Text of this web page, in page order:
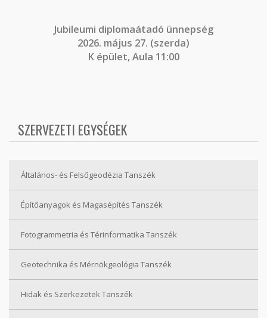
Jubileumi diplomaátadó ünnepség
2026. május 27. (szerda)
K épület, Aula 11:00
SZERVEZETI EGYSÉGEK
Általános- és Felsőgeodézia Tanszék
Építőanyagok és Magasépítés Tanszék
Fotogrammetria és Térinformatika Tanszék
Geotechnika és Mérnökgeológia Tanszék
Hidak és Szerkezetek Tanszék